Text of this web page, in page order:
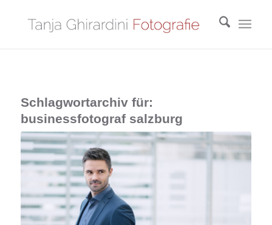
Schlagwortarchiv für:
businessfotograf salzburg